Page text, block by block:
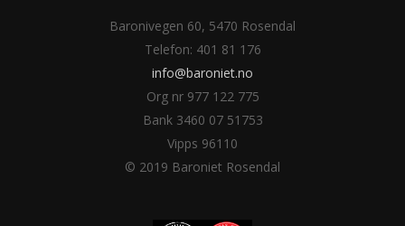
Baronivegen 60, 5470 Rosendal
Telefon: 401 81 176
info@baroniet.no
Org nr 977 122 775
Bank 3460 07 51753
Vipps 96110
© 2019 Baroniet Rosendal